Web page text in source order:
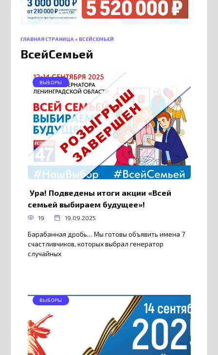
ГЛАВНАЯ СТРАНИЦА » ВСЕЙСЕМЬЕЙ
ВсейСемьей
ВЫБОРЫ
Ура! Подведены итоги акции «Всей
семьей выбираем будущее»!
19 19.09.2025
Барабанная дробь… Мы готовы объявить имена 7
счастливчиков, которых выбрал генератор
случайных
ВЫБОРЫ